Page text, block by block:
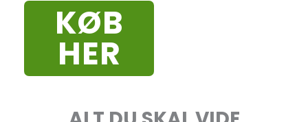
KØB
HER